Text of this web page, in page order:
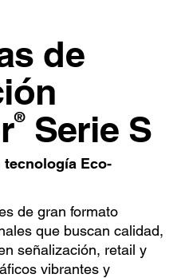
de
®Serie S
Eco-
de gran formato
que buscan calidad,
señalización, retail y
vibrantes y